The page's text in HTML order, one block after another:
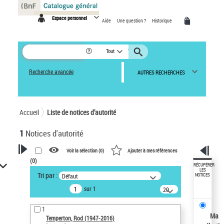
Espace personnel Aide Une question ? Historique
Tout
Recherche avancée AUTRES RECHERCHES
Accueil Liste de notices d’autorité
1 Notices d'autorité
VOTRE RECHERCHE
Recherche avancée dans les
notices d’autorité
Œuvres liées à l'auteur :
Temperton, Rod (1947-2016)
Voir la sélection (0) Ajouter à mes références
(0)
Tri par : Défaut
sur 1
20
résultats/page
1
Temperton, Rod (1947-2016)
RÉCUPÉRER
LES
NOTICES
Ma
Panneau de gestion des cookies